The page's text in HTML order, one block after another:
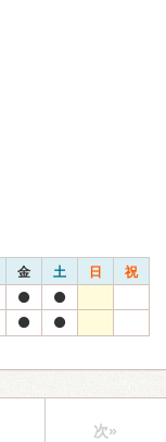
金 土 日 祝
次»